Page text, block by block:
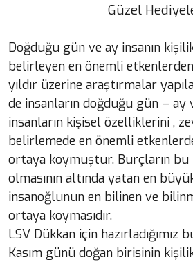
Güzel
Doğduğu gün ve ay insanın
belirleyen en önemli
yıldır üzerine araştırmalar
de insanların doğduğu gün –
insanların kişisel özelliklerini ,
belirlemede en önemli
ortaya koymuştur. Burçların
olmasının altında yatan en
insanoğlunun en bilinen ve
ortaya koymasıdır.
LSV Dükkan için hazırladığımız
Kasım günü doğan birisinin